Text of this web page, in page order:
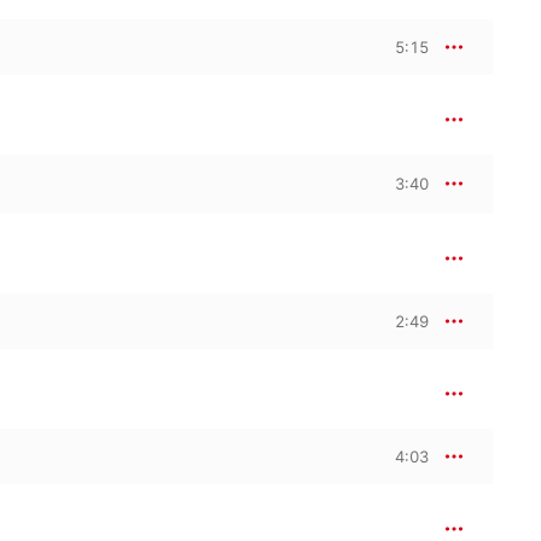
5:15
3:40
2:49
4:03